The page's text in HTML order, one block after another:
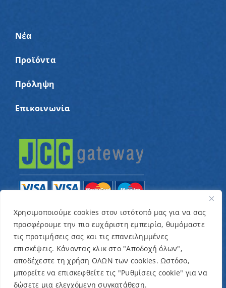
Χρησιμοποιούμε cookies στον ιστότοπό μας για να σας
προσφέρουμε την πιο ευχάριστη εμπειρία, θυμόμαστε
τις προτιμήσεις σας και τις επανειλημμένες
επισκέψεις. Κάνοντας κλικ στο "Αποδοχή όλων",
αποδέχεστε τη χρήση ΟΛΩΝ των cookies. Ωστόσο,
μπορείτε να επισκεφθείτε τις "Ρυθμίσεις cookie" για να
δώσετε μια ελεγχόμενη συγκατάθεση.
Νέα
Προϊόντα
Πρόληψη
Επικοινωνία
© Copyright 2022 – Παγκύπριος Σύνδεσμος για
παιδιά με καρκίνο και συναφείς παθήσεις «Ένα
Όνειρο Μια Ευχή» / Designed & Developed byNETinfo
Plc